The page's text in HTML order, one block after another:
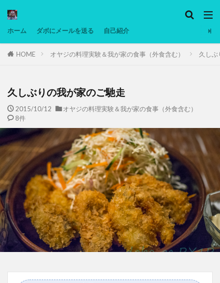
ホーム ダボにメールを送る 自己紹介
HOME オヤジの料理実験＆我が家の食事（外食含む） 久しぶ
久しぶりの我が家のご馳走
2015/10/12
オヤジの料理実験＆我が家の食事（外食含む）
8件
タグ
マレーシア動画
ヨーグルト
検索